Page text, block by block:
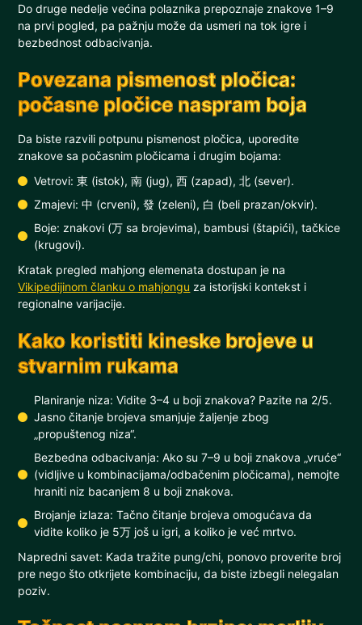
Do druge nedelje većina polaznika prepoznaje znakove 1–9
na prvi pogled, pa pažnju može da usmeri na tok igre i
bezbednost odbacivanja.
Povezana pismenost pločica:
počasne pločice naspram boja
Da biste razvili potpunu pismenost pločica, uporedite
znakove sa počasnim pločicama i drugim bojama:
Vetrovi: 東 (istok), 南 (jug), 西 (zapad), 北 (sever).
Zmajevi: 中 (crveni), 發 (zeleni), 白 (beli prazan/okvir).
Boje: znakovi (万 sa brojevima), bambusi (štapići), tačkice
(krugovi).
Kratak pregled mahjong elemenata dostupan je na
Vikipedijinom članku o mahjongu za istorijski kontekst i
regionalne varijacije.
Kako koristiti kineske brojeve u
stvarnim rukama
Planiranje niza: Vidite 3–4 u boji znakova? Pazite na 2/5.
Jasno čitanje brojeva smanjuje žaljenje zbog
„propuštenog niza“.
Bezbedna odbacivanja: Ako su 7–9 u boji znakova „vruće“
(vidljive u kombinacijama/odbačenim pločicama), nemojte
hraniti niz bacanjem 8 u boji znakova.
Brojanje izlaza: Tačno čitanje brojeva omogućava da
vidite koliko je 5万 još u igri, a koliko je već mrtvo.
Napredni savet: Kada tražite pung/chi, ponovo proverite broj
pre nego što otkrijete kombinaciju, da biste izbegli nelegalan
poziv.